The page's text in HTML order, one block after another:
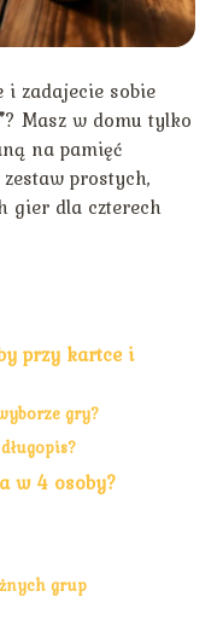
i zadajecie sobie
? Masz w domu tylko
na pamięć
prostych,
gier dla czterech
przy kartce i
gry?
w 4 osoby?
grup